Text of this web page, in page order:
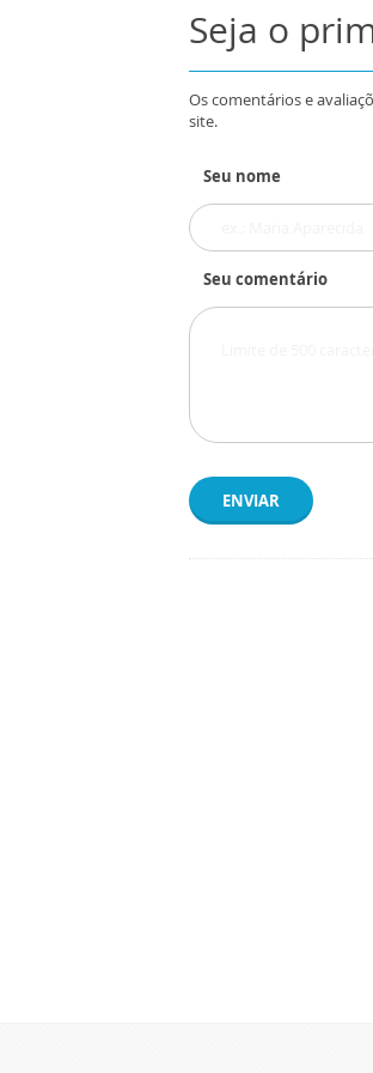
Seja o
Os comentários e
site.
Seu nome
Seu comentário
ENVIAR